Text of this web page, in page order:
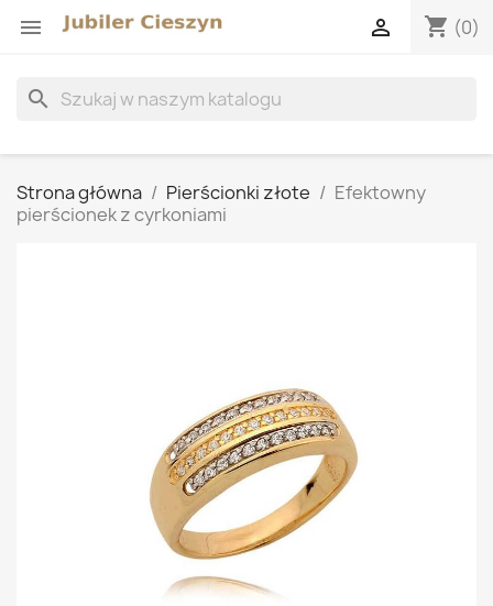
 shopping_cart (0)

search
Strona główna Pierścionki złote
Efektowny
pierścionek z cyrkoniami